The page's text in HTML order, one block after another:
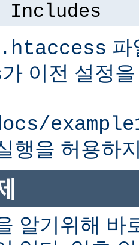
Includes
.htaccess
가 이전 설정
행을 허용하
알기위해 바